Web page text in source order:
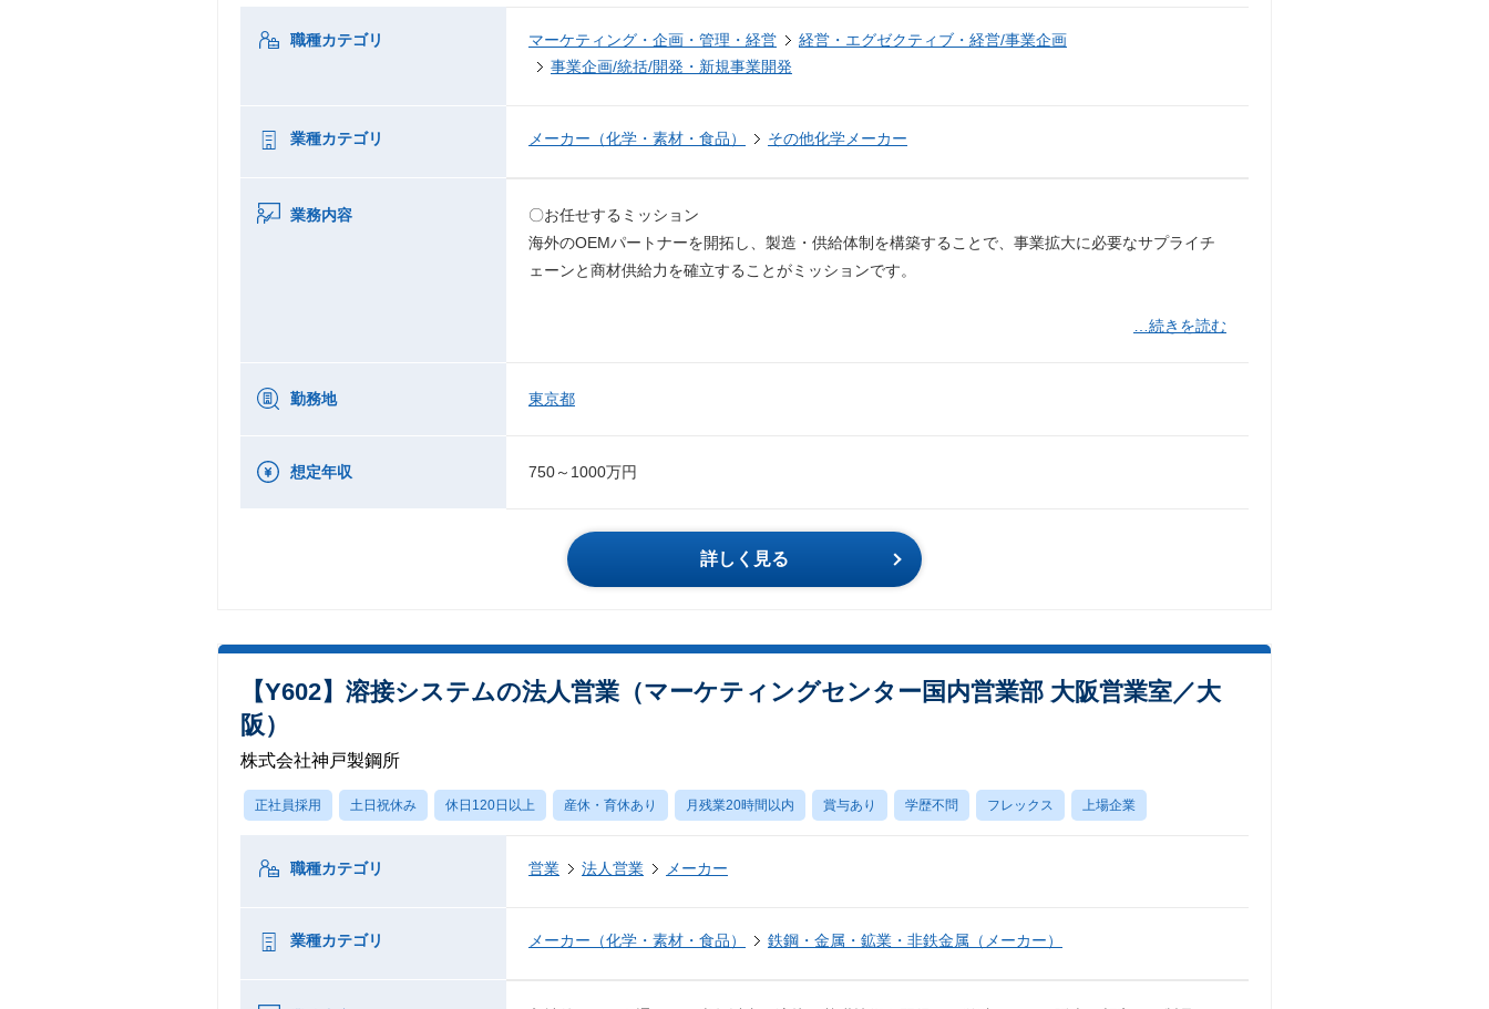
職種カテゴリ マーケティング・企画・管理・経営
経営・エグゼクティブ・経営/事業企画
事業企画/統括/開発・新規事業開発
業種カテゴリ メーカー（化学・素材・食品） その他化学メーカー
業務内容
〇お任せするミッション
海外のOEMパートナーを開拓し、製造・供給体制を構築することで、事業拡大に必要なサプライチ
ェーンと商材供給力を確立することがミッションです。
…続きを読む
勤務地 東京都
想定年収 750～1000万円
詳しく見る
【Y602】溶接システムの法人営業（マーケティングセンター国内営業部 大阪営業室／大
阪）
株式会社神戸製鋼所
正社員採用 土日祝休み 休日120日以上 産休・育休あり 月残業20時間以内 賞与あり 学歴不問 フレックス 上場企業
職種カテゴリ 営業 法人営業 メーカー
業種カテゴリ メーカー（化学・素材・食品） 鉄鋼・金属・鉱業・非鉄金属（メーカー）